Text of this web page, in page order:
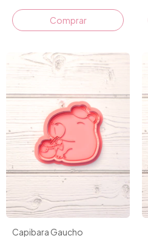
Comprar
Capibara Gaucho